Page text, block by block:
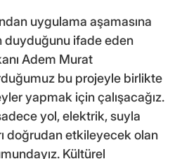
uygulama aşamasına
duyduğunu ifade eden
Adem Murat
bu projeyle birlikte
yapmak için çalışacağız.
yol, elektrik, suyla
doğrudan etkileyecek olan
Kültürel